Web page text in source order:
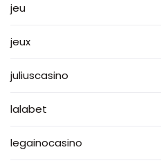
jeu
jeux
juliuscasino
lalabet
legainocasino